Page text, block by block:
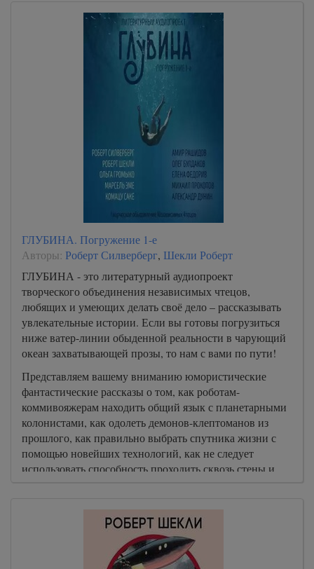
ГЛУБИНА. Погружение 1-е
Авторы: Роберт Силверберг, Шекли Роберт
ГЛУБИНА - это литературный аудиопроект
творческого объединения независимых чтецов,
любящих и умеющих делать своё дело – рассказывать
увлекательные истории. Если вы готовы погрузиться
ниже ватер-линии обыденной реальности в чарующий
океан захватывающей прозы, то нам с вами по пути!
Представляем вашему вниманию юмористические
фантастические рассказы о том, как роботам-
коммивояжерам находить общий язык с планетарными
колонистами, как одолеть демонов-клептоманов из
прошлого, как правильно выбрать спутника жизни с
помощью новейших технологий, как не следует
использовать способность проходить сквозь стены и